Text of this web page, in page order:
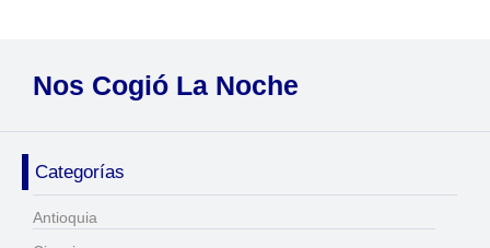
Nos Cogió La Noche
Categorías
Antioquia